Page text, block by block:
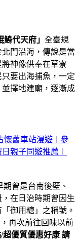
鯓代天府」 全臺規
門沿海，傳說是當
神像供奉在草寮
要出海捕魚，一定
擇地建廟，逐漸成
懷舊車站漫遊︱參
親子同遊推薦︱
曾是台南後壁、
在日治時期曾因生
御用糖」之稱號。
再次前往回味以前
超優質優惠好康 請